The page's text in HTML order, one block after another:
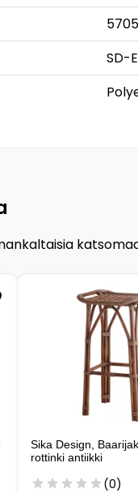
SD-
Sika Design,
rottinki antiikki
(0)